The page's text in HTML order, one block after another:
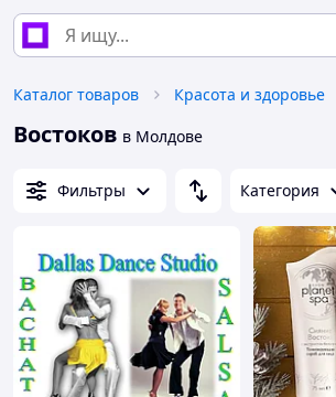
Каталог товаров Красота и здоровье
Востоков в Молдове
Фильтры Категория